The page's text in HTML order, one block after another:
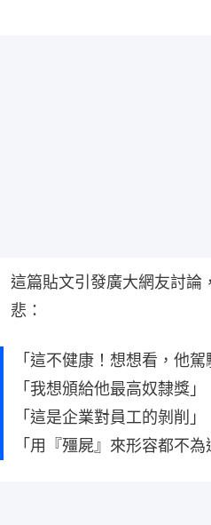
這篇貼文引發廣大網友討論
悲：
「這不健康！想想看，他
「我想頒給他最高奴隸獎」
「這是企業對員工的剝削」
「用『殭屍』來形容都不為